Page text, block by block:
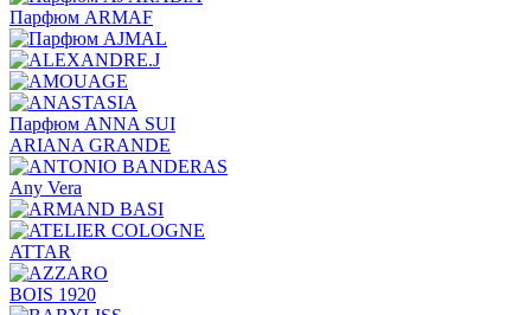
Парфюм ARMAF
Парфюм ANNA SUI
ARIANA GRANDE
Any Vera
ATTAR
BOIS 1920